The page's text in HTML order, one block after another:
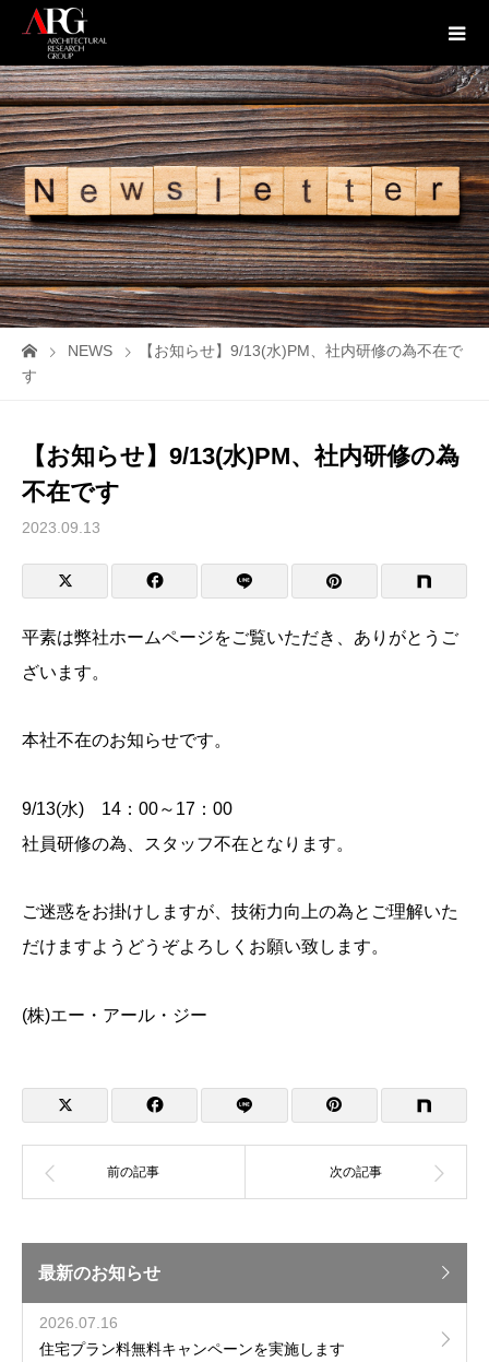
NEWS
【お知らせ】9/13(水)PM、社内研修の為不在で
す
【お知らせ】9/13(水)PM、社内研修の為
不在です
2023.09.13
平素は弊社ホームページをご覧いただき、ありがとうご
ざいます。
本社不在のお知らせです。
9/13(水) 14：00～17：00
社員研修の為、スタッフ不在となります。
ご迷惑をお掛けしますが、技術力向上の為とご理解いた
だけますようどうぞよろしくお願い致します。
(株)エー・アール・ジー
最新のお知らせ
2026.07.16
住宅プラン料無料キャンペーンを実施します